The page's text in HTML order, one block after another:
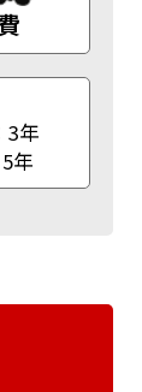
3年
年